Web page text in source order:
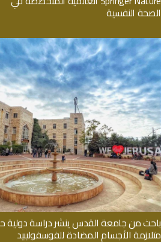
الصحة النفسية
باحث من جامعة القدس ينشر دراسة دولية
متلازمة الأجسام المضادة للفوسفوليبيد